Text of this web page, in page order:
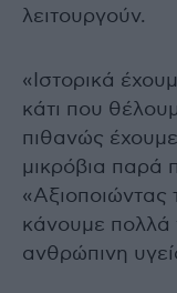
λειτουργούν.
«Ιστορικά
κάτι που
πιθανώς
μικρόβια παρά
κάνουμε πολλά
ανθρώπινη